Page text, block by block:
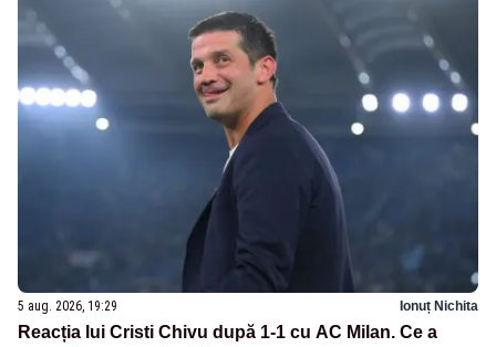
5 aug. 2026, 19:29 Ionuț Nichita
Reacția lui Cristi Chivu după 1-1 cu AC Milan. Ce a